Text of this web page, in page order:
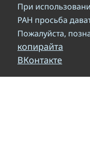
При
РАН просьба
Пожалуйста,
копирайта
ВКонтакте